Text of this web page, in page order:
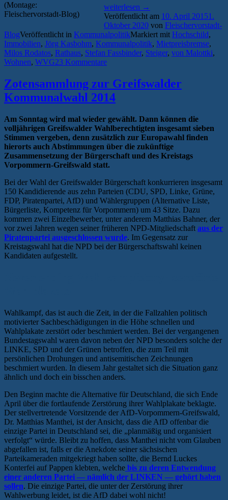
(Montage:
Fleischervorstadt-Blog)
„Podiumsdiskussion
über
bezahlbaren
Wohnraum
in
Greifswald“
weiterlesen →
Veröffentlicht am 10. April 20151.
Oktober 2020 von Fleischervorstadt-
BlogVeröffentlicht in KommunalpolitikMarkiert mit Hochschild,
Immobilien, Jörg Kasbohm, Kommunalpolitik, Mietpreisbremse,
Milos Rodatos, Rathaus, Stefan Fassbinder, Steiger, von Malottki,
Wohnen, WVG23 Kommentare
Zotensammlung zur Greifswalder
Kommunalwahl 2014
Am Sonntag wird mal wieder gewählt. Dann können die
volljährigen Greifswalder Wahlberechtigten insgesamt sieben
Stimmen vergeben, denn zusätzlich zur Europawahl finden
hierorts auch Abstimmungen über die zukünftige
Zusammensetzung der Bürgerschaft und des Kreistags
Vorpommern-Greifswald statt.
Bei der Wahl der Greifswalder Bürgerschaft konkurrieren insgesamt
150 Kandidierende aus zehn Parteien (CDU, SPD, Linke, Grüne,
FDP, Piratenpartei, AfD) und Wählergruppen (Alternative Liste,
Bürgerliste, Kompetenz für Vorpommern) um 43 Sitze. Dazu
kommen zwei Einzelbewerber, unter anderem Matthias Bahner, der
vor zwei Jahren wegen seiner früheren NPD-Mitgliedschaft aus der
Piratenpartei ausgeschlossen wurde. Im Gegensatz zur
Kreistagswahl hat die NPD bei der Bürgerschaftswahl keinen
Kandidaten aufgestellt.
Wahlkampf, das ist auch die Zeit, in der die Fallzahlen politisch
motivierter Sachbeschädigungen in die Höhe schnellen und
Wahlplakate zerstört oder beschmiert werden. Bei der vergangenen
Bundestagswahl waren davon neben der NPD besonders solche der
LINKE, SPD und der Grünen betroffen, die zum Teil mit
persönlichen Drohungen und antisemitischen Zeichnungen
beschmiert wurden. In diesem Jahr gestaltet sich die Situation ganz
ähnlich und doch ein bisschen anders.
Den Beginn machte die Alternative für Deutschland, die sich Ende
April über die fortlaufende Zerstörung ihrer Wahlplakate beklagte.
Der stellvertretende Vorsitzende der AfD-Vorpommern-Greifswald,
Dr. Matthias Manthei, ist der Ansicht, dass die AfD offenbar die
einzige Partei in Deutschland sei, die „planmäßig und organisiert
verfolgt“ würde. Bleibt zu hoffen, dass Manthei nicht vom Glauben
abgefallen ist, falls er die Anekdote seiner sächsischen
Parteikameraden mitgekriegt haben sollte, die Bernd Luckes
Konterfei auf Pappen klebten, welche bis zu deren Entwendung
einer anderen Partei — nämlich der LINKEN — gehört haben
sollen. Die einzige Partei, die unter der Zerstörung ihrer
Wahlwerbung leidet, ist die AfD dabei wohl nicht!